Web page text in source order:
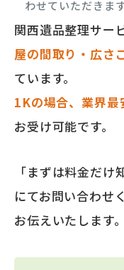
関西遺品整理サー
屋の間取り・広さ
ています。
1Kの場合、業界
お受け可能です。
「まずは料金だ
にてお問い合わせ
お伝えいたします。
わせていただきま